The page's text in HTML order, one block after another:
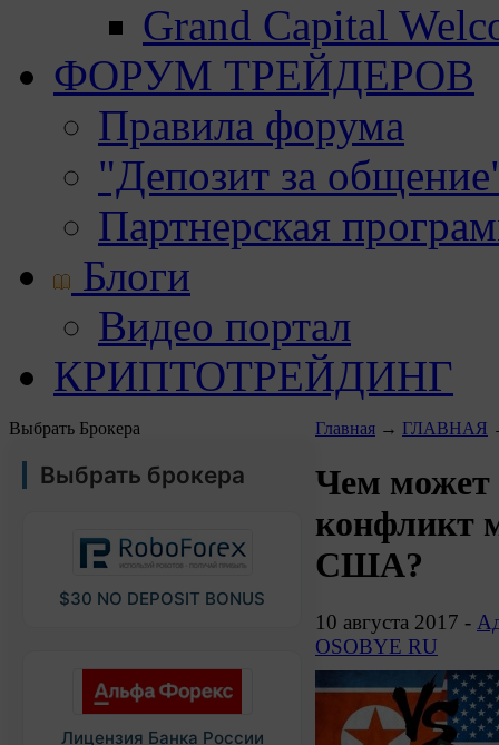
Grand Capital
ФОРУМ ТРЕЙДЕРОВ
Правила форума
"Депозит за
Партнерская
Блоги
Видео портал
КРИПТОТРЕЙДИНГ
Выбрать Брокера
Выбрать брокера
$30 NO DEPOSIT BONUS
Лицензия Банка России
Главная → ГЛАВНАЯ
Чем может
конфликт
США?
10 августа 2017 -
OSOBYE RU